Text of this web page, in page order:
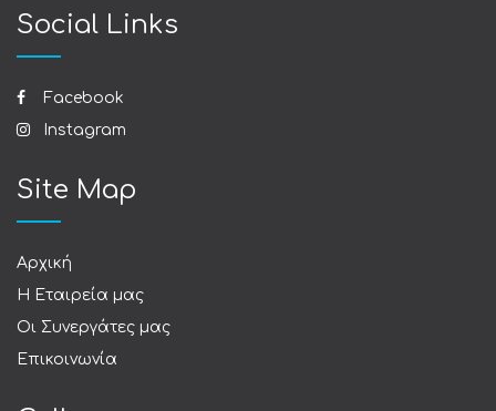
Social Links
Facebook
Instagram
Site Map
Αρχική
Η Εταιρεία μας
Οι Συνεργάτες μας
Επικοινωνία